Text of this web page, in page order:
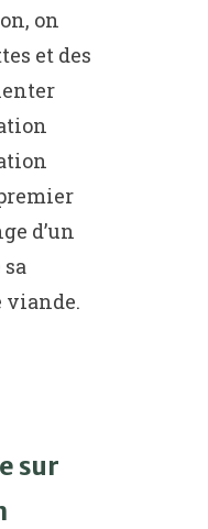
on
et des
d’un
viande.
sur